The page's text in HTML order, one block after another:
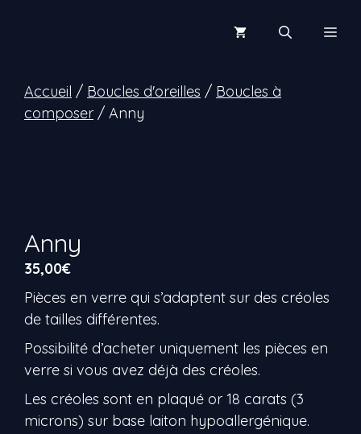
Accueil / Boucles d'oreilles / Boucles à
composer / Anny
Anny
35,00€
Pièces en verre qui s’adaptent sur des créoles
de tailles différentes.
Possibilité d’acheter uniquement les pièces en
verre si vous avez déjà des créoles.
Les créoles sont en plaqué or 18 carats (3
microns) sur base laiton hypoallergénique.